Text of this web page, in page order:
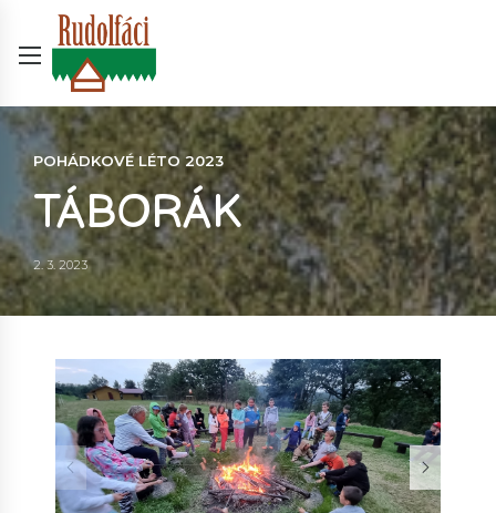
POHÁDKOVÉ LÉTO 2023
TÁBORÁK
2. 3. 2023